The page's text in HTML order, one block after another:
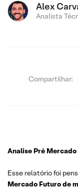
Alex
Analista
Compartilhar:
Analise Pré Mercado
Esse relatório foi
Mercado Futuro de